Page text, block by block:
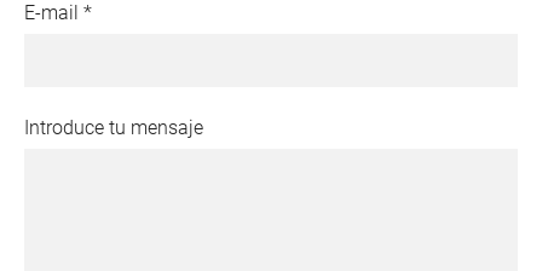
E-mail *
Introduce tu mensaje